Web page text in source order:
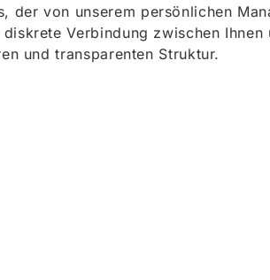
der von unserem persönlichen
Verbindung zwischen Ihnen
und transparenten Struktur.